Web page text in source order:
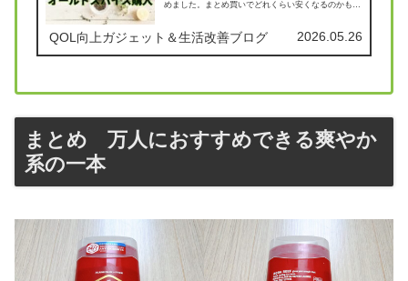
めました。まとめ買いでどれくらい安くなるのかも公
QOL向上ガジェット＆生活改善ブログ 2026.05.26
まとめ 万人におすすめできる爽やか
系の一本